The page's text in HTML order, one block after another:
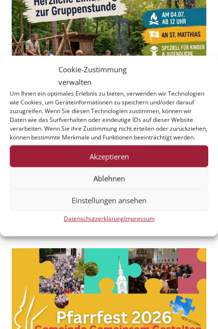
Cookie-Zustimmung
verwalten
Um Ihnen ein optimales Erlebnis zu bieten, verwenden wir Technologien
wie Cookies, um Geräteinformationen zu speichern und/oder darauf
zuzugreifen. Wenn Sie diesen Technologien zustimmen, können wir
Daten wie das Surfverhalten oder eindeutige IDs auf dieser Website
verarbeiten. Wenn Sie ihre Zustimmung nicht erteilen oder zurückziehen,
können bestimmte Merkmale und Funktionen beeinträchtigt werden.
Akzeptieren
Ablehnen
Einstellungen ansehen
DatenschutzerklärungImpressum
Heiß auf Scouting? Dann komm zu „Meet the